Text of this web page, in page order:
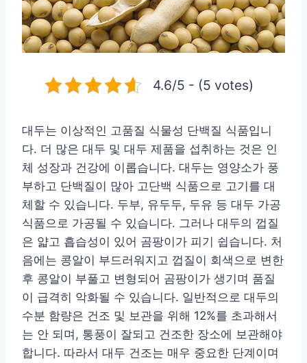
4.6/5 - (5 votes)
대두는 이상적인 고품질 식물성 단백질 식품입니
다. 더 많은 대두 및 대두 제품을 섭취하는 것은 인
체 성장과 건강에 이롭습니다. 대두는 영양소가 풍
부하고 단백질이 많아 고단백 식품으로 고기를 대
체할 수 있습니다. 두부, 유두두, 두유 등 대두 가공
식품으로 가공될 수 있습니다. 그러나 대두의 껍질
은 얇고 흡습성이 있어 곰팡이가 피기 쉽습니다. 처
음에는 콩알이 부드러워지고 껍질이 회색으로 변한
후 콩알이 부풀고 변형되어 곰팡이가 생기며 품질
이 급격히 악화될 수 있습니다. 일반적으로 대두의
수분 함량은 건조 및 보관을 위해 12%를 초과해서
는 안 되며, 통풍이 잘되고 건조한 장소에 보관해야
합니다. 따라서 대두 건조는 매우 중요한 단계이며